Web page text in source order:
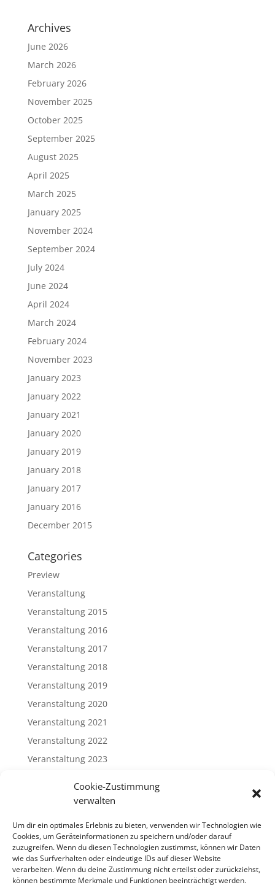
Cookie-Zustimmung
verwalten
Um dir ein optimales Erlebnis zu bieten, verwenden wir Technologien wie
Cookies, um Geräteinformationen zu speichern und/oder darauf
zuzugreifen. Wenn du diesen Technologien zustimmst, können wir Daten
wie das Surfverhalten oder eindeutige IDs auf dieser Website
verarbeiten. Wenn du deine Zustimmung nicht erteilst oder zurückziehst,
können bestimmte Merkmale und Funktionen beeinträchtigt werden.
Archives
June 2026
March 2026
February 2026
November 2025
October 2025
September 2025
August 2025
April 2025
March 2025
January 2025
November 2024
September 2024
July 2024
June 2024
April 2024
March 2024
February 2024
November 2023
January 2023
January 2022
January 2021
January 2020
January 2019
January 2018
January 2017
January 2016
December 2015
Categories
Preview
Veranstaltung
Veranstaltung 2015
Veranstaltung 2016
Veranstaltung 2017
Veranstaltung 2018
Veranstaltung 2019
Veranstaltung 2020
Veranstaltung 2021
Veranstaltung 2022
Veranstaltung 2023
Veranstaltung 2025
Meta
Log in
Entries feed